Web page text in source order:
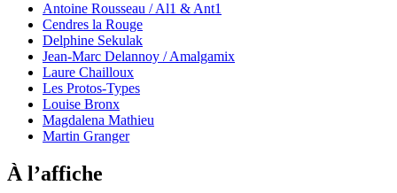
Antoine Rousseau / Al1 & Ant1
Cendres la Rouge
Delphine Sekulak
Jean-Marc Delannoy / Amalgamix
Laure Chailloux
Les Protos-Types
Louise Bronx
Magdalena Mathieu
Martin Granger
À l’affiche